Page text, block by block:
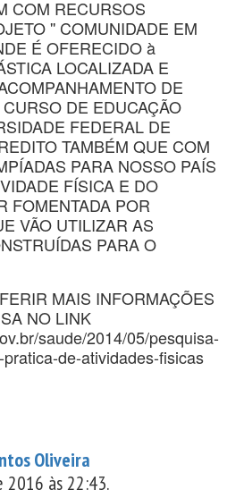
COM RECURSOS
'' COMUNIDADE EM
É OFERECIDO à
LOCALIZADA E
DE
DE EDUCAÇÃO
FEDERAL DE
TAMBÉM QUE COM
PARA NOSSO PAÍS
FÍSICA E DO
FOMENTADA POR
VÃO UTILIZAR AS
PARA O
MAIS INFORMAÇÕES
NO LINK
saude/2014/05/pesquisa-
de-atividades-fisicas
Oliveira
2016 às 22:43.